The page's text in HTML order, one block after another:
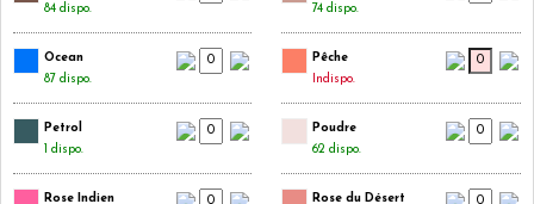
84 dispo.
74 dispo.
Ocean
87 dispo.
Pêche
Indispo.
Petrol
1 dispo.
Poudre
62 dispo.
Rose Indien Rose du Désert